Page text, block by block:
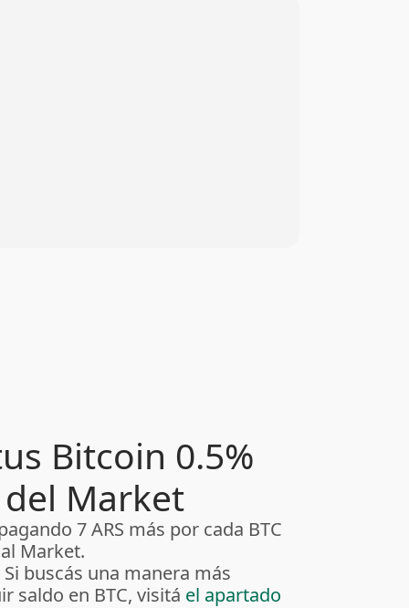
Bitcoin 0.5%
Market
7 ARS más por cada BTC
Market.
buscás una manera más
saldo en BTC, visitá el apartado